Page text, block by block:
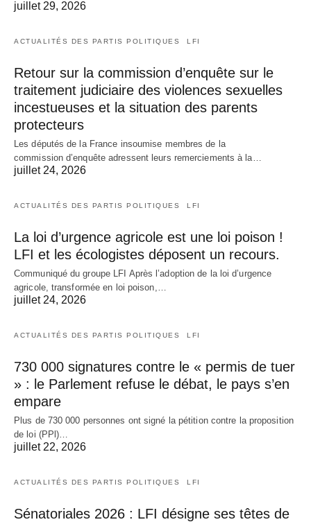
juillet 29, 2026
ACTUALITÉS DES PARTIS POLITIQUES LFI
Retour sur la commission d’enquête sur le
traitement judiciaire des violences sexuelles
incestueuses et la situation des parents
protecteurs
Les députés de la France insoumise membres de la
commission d’enquête adressent leurs remerciements à la…
juillet 24, 2026
ACTUALITÉS DES PARTIS POLITIQUES LFI
La loi d’urgence agricole est une loi poison !
LFI et les écologistes déposent un recours.
Communiqué du groupe LFI Après l’adoption de la loi d’urgence
agricole, transformée en loi poison,…
juillet 24, 2026
ACTUALITÉS DES PARTIS POLITIQUES LFI
730 000 signatures contre le « permis de tuer
» : le Parlement refuse le débat, le pays s’en
empare
Plus de 730 000 personnes ont signé la pétition contre la proposition
de loi (PPl)…
juillet 22, 2026
ACTUALITÉS DES PARTIS POLITIQUES LFI
Sénatoriales 2026 : LFI désigne ses têtes de